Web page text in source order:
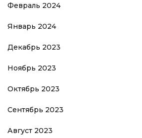
Февраль 2024
Январь 2024
Декабрь 2023
Ноябрь 2023
Октябрь 2023
Сентябрь 2023
Август 2023